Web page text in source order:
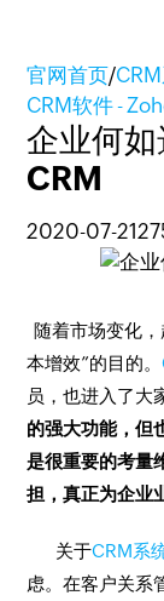
官网首页/
CRM软件 -
企业何
CRM
2020-07-21
随着市场变化
本增效”的目的。
员，也进入了大
的强大功能，但
是很重要的考量
担，真正为企业
关于CRM系
虑。在客户关系